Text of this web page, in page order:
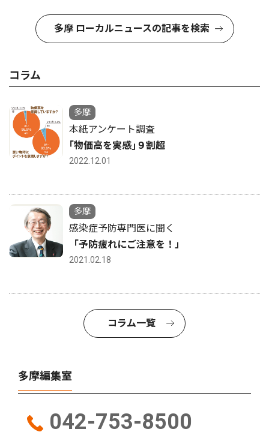
多摩 ローカルニュースの記事を検索
コラム
多摩
本紙アンケート調査
｢物価高を実感｣９割超
2022.12.01
多摩
感染症予防専門医に聞く
「予防疲れにご注意を！」
2021.02.18
コラム一覧
多摩編集室
042-753-8500